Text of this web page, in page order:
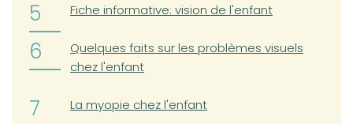
Fiche informative: vision de l'enfant
Quelques faits sur les problèmes visuels
chez l'enfant
(opens in a new tab)
La myopie chez l'enfant